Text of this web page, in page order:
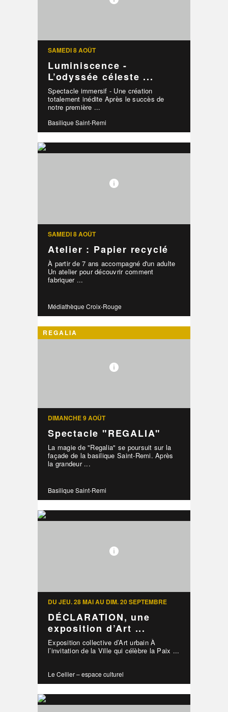
SAMEDI 8 AOÛT
Luminiscence -
L’odyssée céleste ...
Spectacle immersif - Une création
totalement inédite Après le succès de
notre première ...
Basilique Saint-Remi
SAMEDI 8 AOÛT
Atelier : Papier recyclé
À partir de 7 ans accompagné d'un adulte
Un atelier pour découvrir comment
fabriquer ...
Médiathèque Croix-Rouge
REGALIA
DIMANCHE 9 AOÛT
Spectacle "REGALIA"
La magie de "Regalia" se poursuit sur la
façade de la basilique Saint-Remi. Après
la grandeur ...
Basilique Saint-Remi
DU JEU. 28 MAI AU DIM. 20 SEPTEMBRE
DÉCLARATION, une
exposition d’Art ...
Exposition collective d’Art urbain À
l’invitation de la Ville qui célèbre la Paix ...
Le Cellier – espace culturel